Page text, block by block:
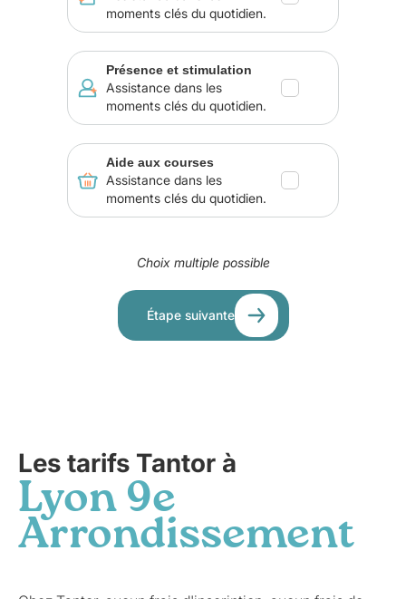
moments clés du quotidien.
Présence et stimulation
Assistance dans les
moments clés du quotidien.
Aide aux courses
Assistance dans les
moments clés du quotidien.
Choix multiple possible
Étape suivante
Les tarifs Tantor à
Lyon 9e
Arrondissement